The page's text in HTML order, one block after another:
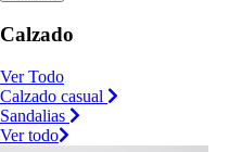
Calzado
Ver Todo
Calzado casual
Sandalias
Ver todo